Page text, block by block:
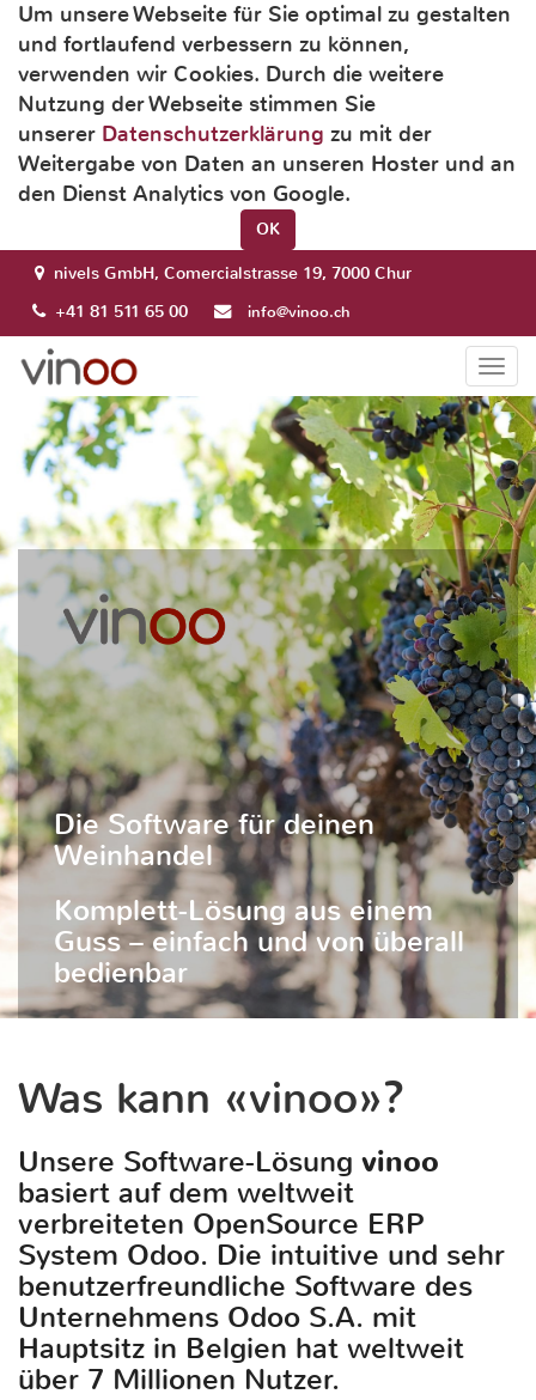
Um unsere Webseite für Sie optimal zu gestalten
und fortlaufend verbessern zu können,
verwenden wir Cookies. Durch die weitere
Nutzung der Webseite stimmen Sie
unserer Datenschutzerklärung zu mit der
Weitergabe von Daten an unseren Hoster und an
den Dienst Analytics von Google.
OK
nivels GmbH, Comercialstrasse 19, 7000 Chur
+41 81 511 65 00
info@vinoo.ch
Die Software für deinen
Weinhandel
Komplett-Lösung aus einem
Guss – einfach und von überall
bedienbar
Was kann «vinoo»?
Unsere Software-Lösung vinoo
basiert auf dem weltweit
verbreiteten OpenSource ERP
System Odoo. Die intuitive und sehr
benutzerfreundliche Software des
Unternehmens Odoo S.A. mit
Hauptsitz in Belgien hat weltweit
über 7 Millionen Nutzer.